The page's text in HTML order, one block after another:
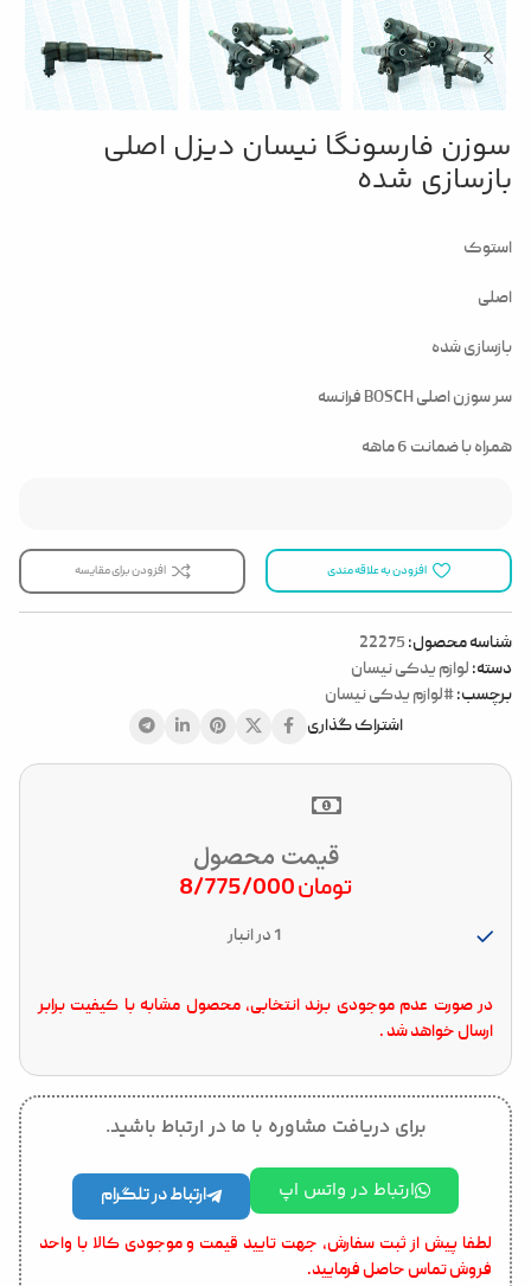
سوزن فارسونگا نیسان دیزل اصلی
بازسازی شده
استوک
اصلی
بازسازی شده
سر سوزن اصلی BOSCH فرانسه
همراه با ضمانت 6 ماهه
افزودن به علاقه مندی افزودن برای مقایسه
شناسه محصول:22275
دسته: لوازم یدکی نیسان
برچسب:#لوازم یدکی نیسان
اشتراک گذاری
قیمت محصول
تومان
1 در انبار
در صورت عدم موجودی برند انتخابی، محصول مشابه با کیفیت برابر
ارسال خواهد شد .
برای دریافت مشاوره با ما در ارتباط باشید.
ارتباط در واتس اپ ارتباط در تلگرام
لطفا پیش از ثبت سفارش، جهت تایید قیمت و موجودی کالا با واحد
فروش تماس حاصل فرمایید.